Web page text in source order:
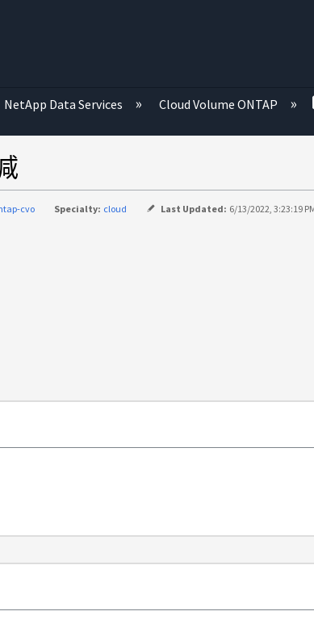
NetApp Data Services Cloud Volume ONTAP
cvo Specialty: cloud Last Updated: 6/13/2022, 3:23:19